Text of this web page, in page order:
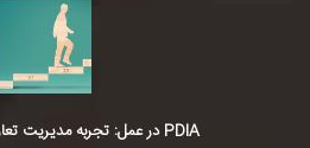
PDIA در عمل: تجربه مدیریت تعارض منافع در ایران